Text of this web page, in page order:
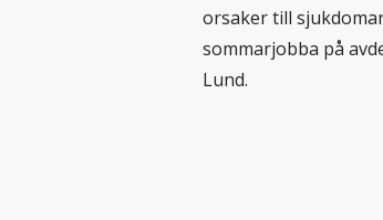
orsaker till
sommarjobba på
Lund.